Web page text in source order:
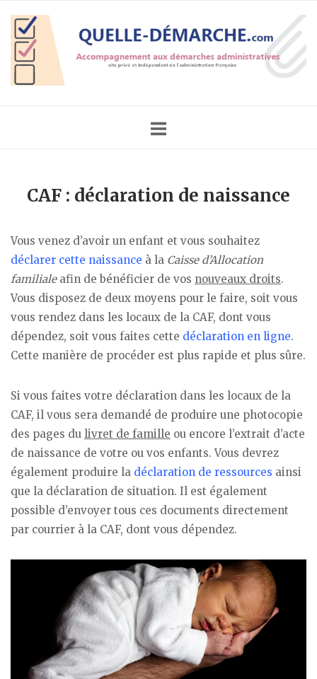
content
Home
CAF : déclaration de naissance
Vous venez d’avoir un enfant et vous souhaitez
déclarer cette naissance à la Caisse d’Allocation
familialeafin de bénéficier de vos nouveaux droits.
Vous disposez de deux moyens pour le faire, soit vous
vous rendez dans les locaux de la CAF, dont vous
dépendez, soit vous faites cette déclaration en ligne.
Cette manière de procéder est plus rapide et plus sûre.
Si vous faites votre déclaration dans les locaux de la
CAF, il vous sera demandé de produire une photocopie
des pages du livret de famille ou encore l’extrait d’acte
de naissance de votre ou vos enfants. Vous devrez
également produire la déclaration de ressources ainsi
que la déclaration de situation. Il est également
possible d’envoyer tous ces documents directement
par courrier à la CAF, dont vous dépendez.